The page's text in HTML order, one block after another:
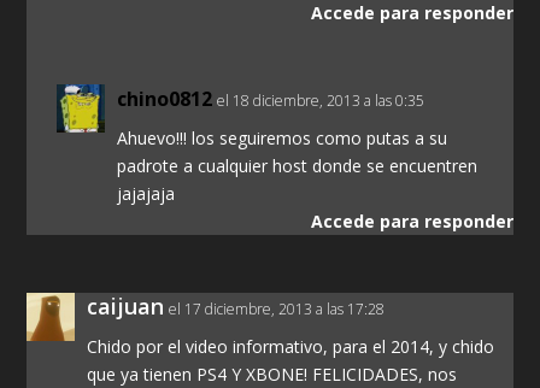
Accede para responder
chino0812 el 18 diciembre, 2013 a las 0:35
Ahuevo!!! los seguiremos como putas a su
padrote a cualquier host donde se encuentren
jajajaja
Accede para responder
caijuan el 17 diciembre, 2013 a las 17:28
Chido por el video informativo, para el 2014, y chido
que ya tienen PS4 Y XBONE! FELICIDADES, nos